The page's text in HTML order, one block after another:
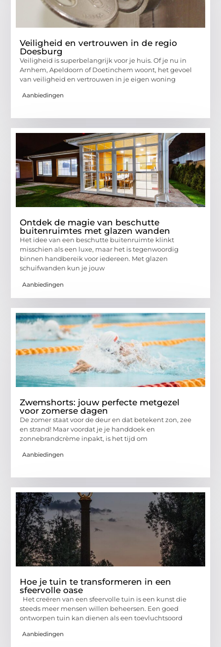
Veiligheid en vertrouwen in de regio
Doesburg
Veiligheid is superbelangrijk voor je huis. Of je nu in
Arnhem, Apeldoorn of Doetinchem woont, het gevoel
van veiligheid en vertrouwen in je eigen woning
Aanbiedingen
Ontdek de magie van beschutte
buitenruimtes met glazen wanden
Het idee van een beschutte buitenruimte klinkt
misschien als een luxe, maar het is tegenwoordig
binnen handbereik voor iedereen. Met glazen
schuifwanden kun je jouw
Aanbiedingen
Zwemshorts: jouw perfecte metgezel
voor zomerse dagen
De zomer staat voor de deur en dat betekent zon, zee
en strand! Maar voordat je je handdoek en
zonnebrandcrème inpakt, is het tijd om
Aanbiedingen
Hoe je tuin te transformeren in een
sfeervolle oase
Het creëren van een sfeervolle tuin is een kunst die
steeds meer mensen willen beheersen. Een goed
ontworpen tuin kan dienen als een toevluchtsoord
Aanbiedingen